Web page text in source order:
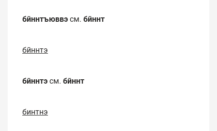
бӣннтъюввэ см. бӣннт
бӣннтэ
бӣннтэ см. бӣннт
бинтнэ